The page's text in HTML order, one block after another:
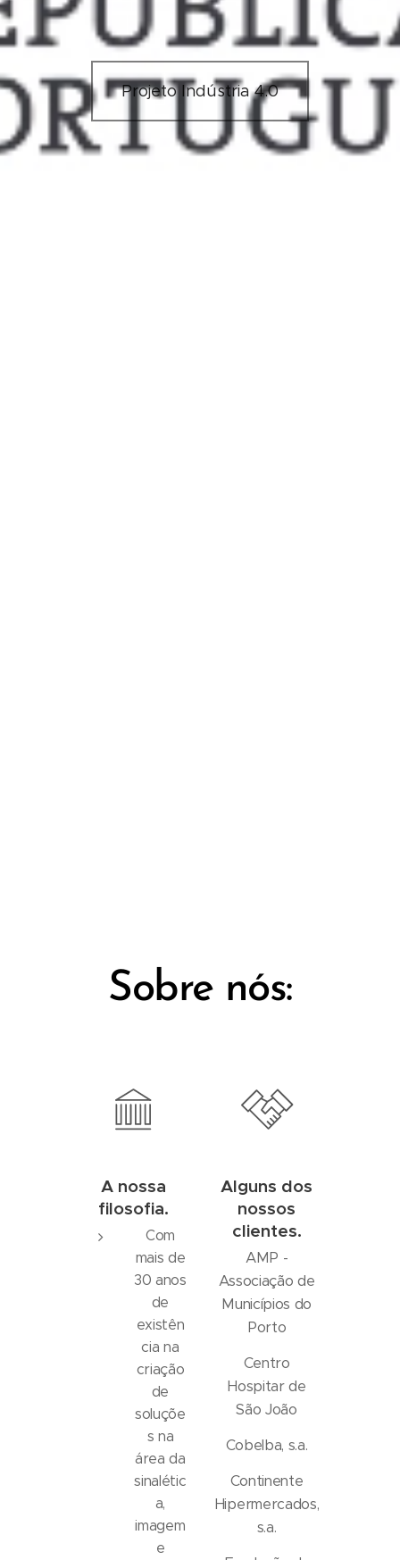
Projeto Indústria 4.0
Sobre nós:
A nossa
filosofia.
Com
mais de
30 anos
de
existên
cia na
criação
de
soluçõe
s na
área da
sinalétic
a,
imagem
e
Alguns dos
nossos
clientes.
AMP -
Associação de
Municípios do
Porto
Centro
Hospitar de
São João
Cobelba, s.a.
Continente
Hipermercados,
s.a.